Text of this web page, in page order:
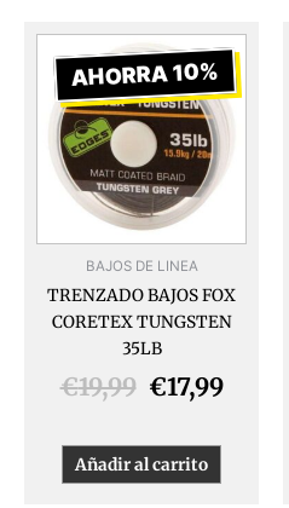
AHORRA 10%
BAJOS DE LINEA
TRENZADO BAJOS FOX
CORETEX TUNGSTEN
35LB
€19,99
El
precio
original
era:
€19,99.
€17,99
El
precio
actual
es:
€17,99.
Añadir al carrito